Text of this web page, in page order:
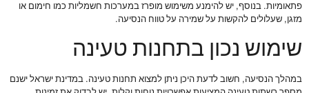
פתאומיות. בנוסף, יש להימנע משימוש מופרז במערכות חשמליות כמו חימום או
מזגן, שעלולים להקשות על שמירה על טווח הנסיעה.
שימוש נכון בתחנות טעינה
במהלך הנסיעה, חשוב לדעת היכן ניתן למצוא תחנות טעינה. במדינת ישראל ישנם